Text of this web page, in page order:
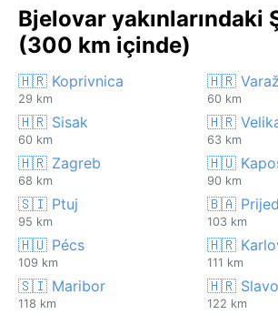
Bjelovar yakınlarındaki
(300 km içinde)
🇭🇷 Koprivnica
29 km
🇭🇷
60 km
🇭🇷 Sisak
60 km
🇭🇷
63 km
🇭🇷 Zagreb
68 km
🇭🇺
90 km
🇸🇮 Ptuj
95 km
🇧🇦
103 km
🇭🇺 Pécs
109 km
🇭🇷
111 km
🇸🇮 Maribor
118 km
🇭🇷
122 km